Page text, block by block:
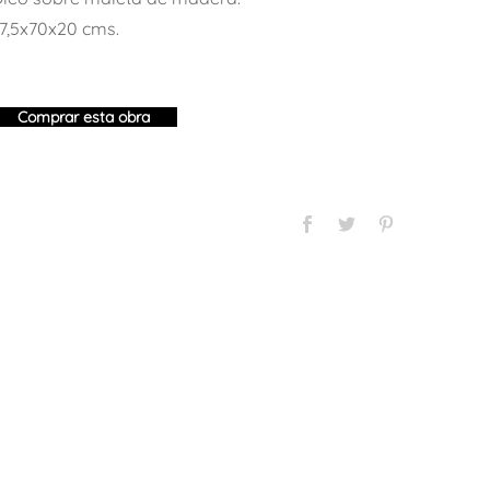
cms.
Comprar esta obra